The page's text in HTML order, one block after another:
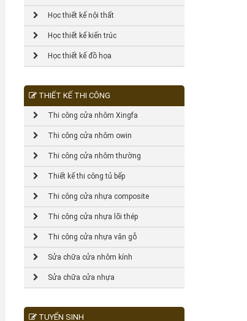
Học thiết kế nội thất
Học thiết kế kiến trúc
Học thiết kế đồ họa
THIẾT KẾ THI CÔNG
Thi công cửa nhôm Xingfa
Thi công cửa nhôm owin
Thi công cửa nhôm thường
Thiết kế thi công tủ bếp
Thi công cửa nhựa composite
Thi công cửa nhựa lõi thép
Thi công cửa nhựa vân gỗ
Sửa chữa cửa nhôm kính
Sửa chữa cửa nhựa
TUYỂN SINH